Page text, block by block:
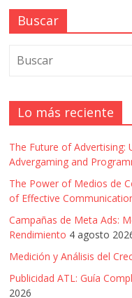
en
Colombia
iBlue
Marketing
|
Magazine
de
Publicidad,
Mercadeo
Medios
Buscar
Lo más reciente
The Future of
Advergaming and
The Power of Medios de
of Effective
Campañas de Meta Ads:
Rendimiento 4 agosto
Medición y Análisis del
Publicidad ATL: Guía
2026